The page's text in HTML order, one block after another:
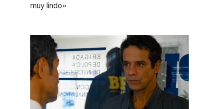
muy lindo»